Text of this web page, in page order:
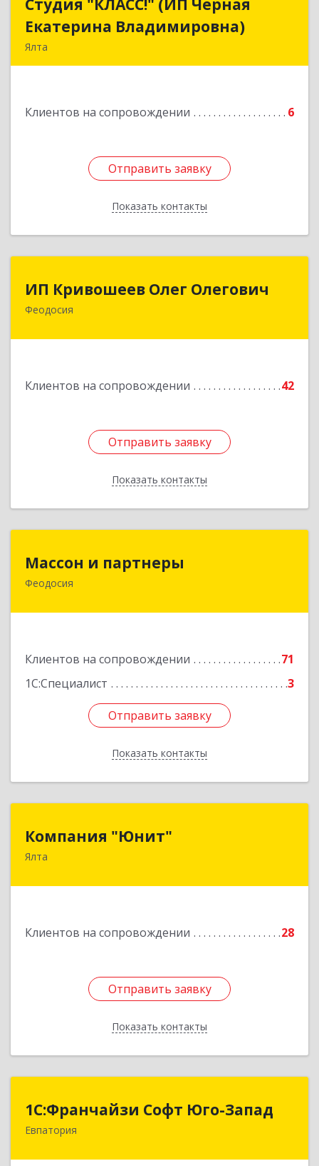
Студия "КЛАСС!" (ИП Черная
Екатерина Владимировна)
Ялта
Клиентов на сопровождении 6
Отправить заявку
Показать контакты
Студия "КЛАСС!" (ИП Черная
Екатерина Владимировна)
Отправить заявку
Назад
ИП Кривошеев Олег Олегович
Феодосия
Клиентов на сопровождении 42
Отправить заявку
Показать контакты
Отправить заявку
Назад
Массон и партнеры
Феодосия
Клиентов на сопровождении
71
1С:Специалист
3
Отправить заявку
Показать контакты
298112, Крым Респ, Феодосия г, Крымская ул,
Отправить заявку
Назад
Компания "Юнит"
Ялта
Клиентов на сопровождении 28
Отправить заявку
Показать контакты
298600, Крым Респ, Ялта г, Васильева ул, дом №
Отправить заявку
Назад
1С:Франчайзи Софт Юго-Запад
Евпатория
1С:Франчайзи Софт Юго-Запад
297407, Крым Респ, Евпатория г, Победы пр-кт,